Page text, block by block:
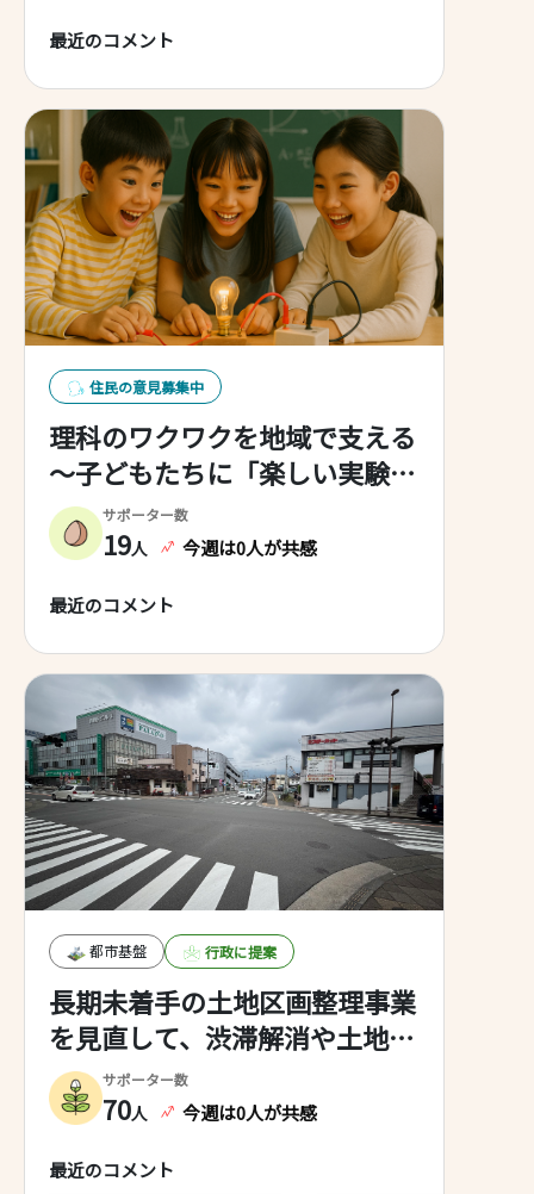
最近のコメント
住民の意見募集中
理科のワクワクを地域で支える
～子どもたちに「楽しい実験」
をもっと！
サポーター数
19人 今週は0人が共感
最近のコメント
都市基盤 行政に提案
長期未着手の土地区画整理事業
を見直して、渋滞解消や土地活
用を進めて活性化を図ろう
サポーター数
70人 今週は0人が共感
最近のコメント